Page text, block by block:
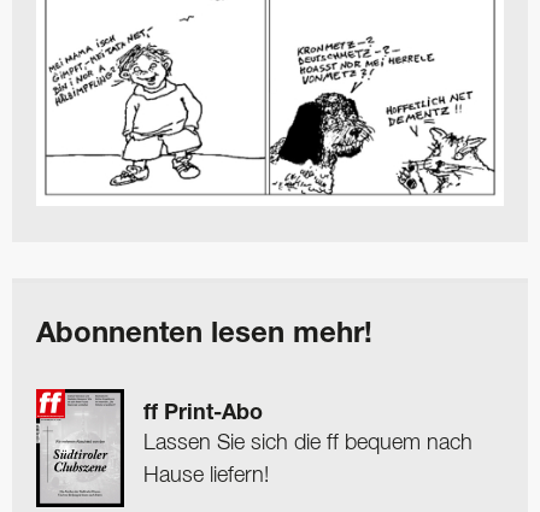
Abonnenten lesen mehr!
ff Print-Abo
Lassen Sie sich die ff bequem nach
Hause liefern!